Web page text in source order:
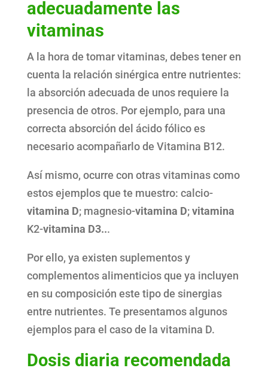
adecuadamente las
vitaminas
A la hora de tomar vitaminas, debes tener en
cuenta la relación sinérgica entre nutrientes:
la absorción adecuada de unos requiere la
presencia de otros. Por ejemplo, para una
correcta absorción del ácido fólico es
necesario acompañarlo de Vitamina B12.
Así mismo, ocurre con otras vitaminas como
estos ejemplos que te muestro: calcio-
vitamina D; magnesio-vitamina D;vitamina
K2-vitamina D3...
Por ello, ya existen suplementos y
complementos alimenticios que ya incluyen
en su composición este tipo de sinergias
entre nutrientes. Te presentamos algunos
ejemplos para el caso de la vitamina D.
Dosis diaria recomendada